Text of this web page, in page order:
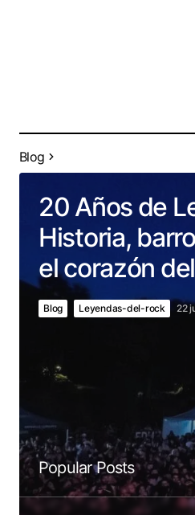
Blog
20 Años de
Historia,
el corazón
Blog Leyendas-del-rock 22
Popular Posts